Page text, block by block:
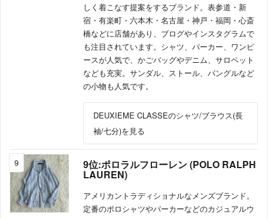
しく着こなす提案をするブランド。表参道・新
宿・有楽町・六本木・名古屋・神戸・福岡・心斎
橋などに店舗があり、ブログやインスタグラムで
も注目されています。シャツ、パーカー、ワンピ
ースが人気で、かごバッグやデニム、サロペット
なども充実。サンダル、ストール、バングルなど
の小物も人気です。
DEUXIEME CLASSEのシャツ/ブラウス(長
袖/七分)を見る
9 9位:ポロラルフローレン (POLO RALPH
LAUREN)
アメリカントラディショナルなメンズブランド。
定番のポロシャツやパーカーなどのカジュアルウ